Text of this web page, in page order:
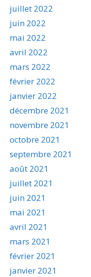
juillet 2022
juin 2022
mai 2022
avril 2022
mars 2022
février 2022
janvier 2022
décembre 2021
novembre 2021
octobre 2021
septembre 2021
août 2021
juillet 2021
juin 2021
mai 2021
avril 2021
mars 2021
février 2021
janvier 2021